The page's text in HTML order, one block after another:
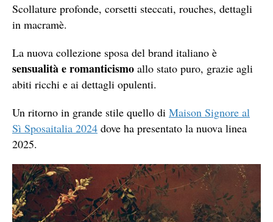
Scollature profonde, corsetti steccati, rouches, dettagli
in macramè.
La nuova collezione sposa del brand italiano è
sensualità e romanticismo allo stato puro, grazie agli
abiti ricchi e ai dettagli opulenti.
Un ritorno in grande stile quello di Maison Signore al
Sì Sposaitalia 2024 dove ha presentato la nuova linea
2025.